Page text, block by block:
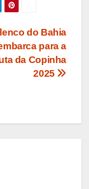
do Bahia
para a
da Copinha
2025